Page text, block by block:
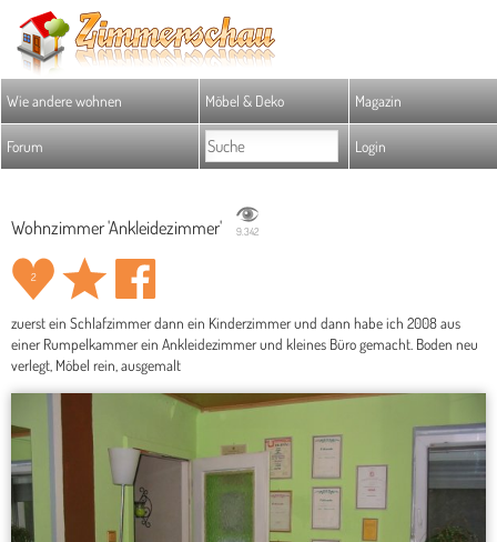
Wie andere wohnen Möbel & Deko Magazin
Forum Login
Wohnzimmer 'Ankleidezimmer' 9.342
2
zuerst ein Schlafzimmer dann ein Kinderzimmer und dann habe ich 2008 aus
einer Rumpelkammer ein Ankleidezimmer und kleines Büro gemacht. Boden neu
verlegt, Möbel rein, ausgemalt